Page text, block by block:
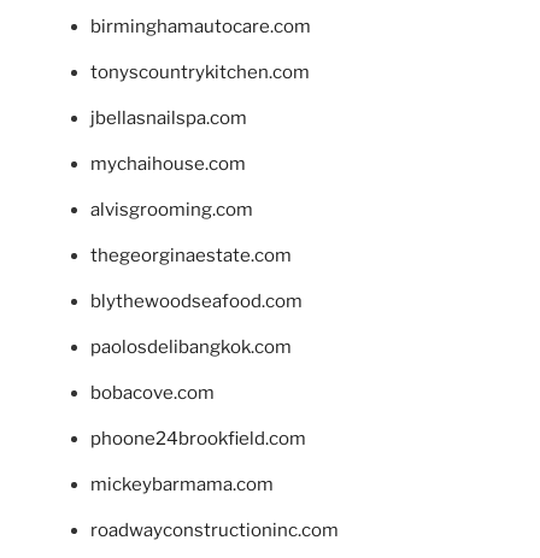
birminghamautocare.com
tonyscountrykitchen.com
jbellasnailspa.com
mychaihouse.com
alvisgrooming.com
thegeorginaestate.com
blythewoodseafood.com
paolosdelibangkok.com
bobacove.com
phoone24brookfield.com
mickeybarmama.com
roadwayconstructioninc.com